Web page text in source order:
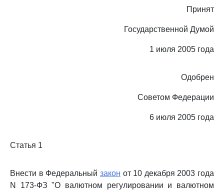
Принят
Государственной Думой
1 июля 2005 года
Одобрен
Советом Федерации
6 июля 2005 года
Статья 1
Внести в Федеральный закон от 10 декабря 2003 года
N 173-ФЗ "О валютном регулировании и валютном